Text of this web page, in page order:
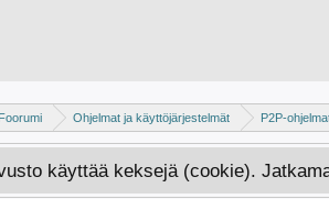
Foorumi Ohjelmat ja käyttöjärjestelmät P2P-
käyttää keksejä (cookie).